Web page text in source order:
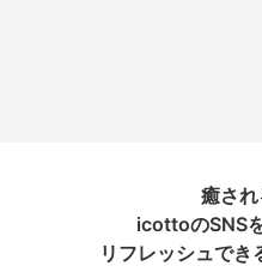
癒さ
icottoのSNS
リフレッシュで